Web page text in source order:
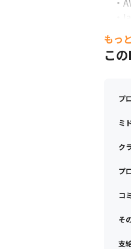
・
・モ
・
・モ
・
・
・そ
・
・
・
・
もっ
こ
プ
ミ
ク
プ
コ
そ
支